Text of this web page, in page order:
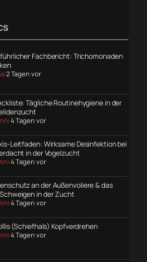
Fachbericht: Trichomonaden
2 Tagen vor
Tägliche Routinehygiene in der
4 Tagen vor
Leitfaden: Wirksame Desinfektion bei
in der Vogelzucht
4 Tagen vor
an der Außenvoliere & das
in der Zucht
4 Tagen vor
(Schiefhals) Kopfverdrehen
4 Tagen vor